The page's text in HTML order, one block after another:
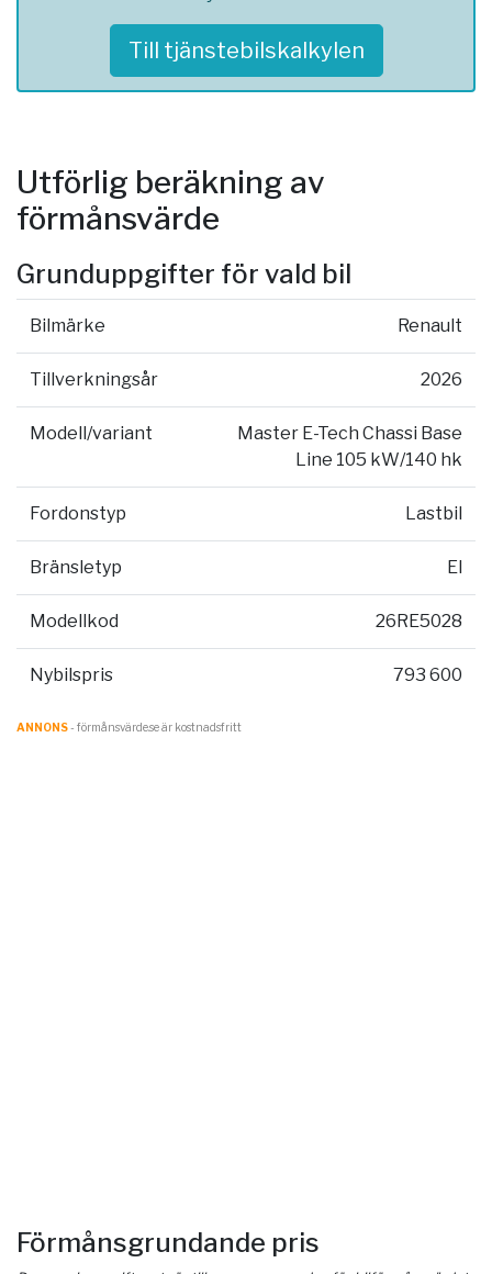
Till tjänstebilskalkylen
Utförlig beräkning av
förmånsvärde
Grunduppgifter för vald bil
Bilmärke Renault
Tillverkningsår 2026
Modell/variant
Master E-Tech Chassi Base
Line 105 kW/140 hk
Fordonstyp Lastbil
Bränsletyp El
Modellkod 26RE5028
Nybilspris 793 600
ANNONS- förmånsvärde.se är kostnadsfritt
Förmånsgrundande pris